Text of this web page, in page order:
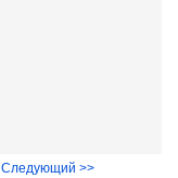
Следующий >>